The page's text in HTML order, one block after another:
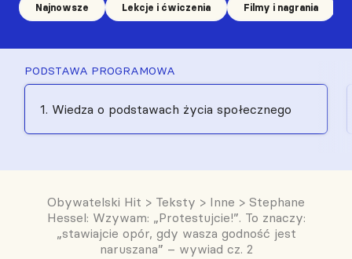
Najnowsze Lekcje i ćwiczenia Filmy i nagrania
PODSTAWA PROGRAMOWA
1. Wiedza o podstawach życia społecznego
Obywatelski Hit > Teksty > Inne > Stephane
Hessel: Wzywam: „Protestujcie!”. To znaczy:
„stawiajcie opór, gdy wasza godność jest
naruszana” – wywiad cz. 2